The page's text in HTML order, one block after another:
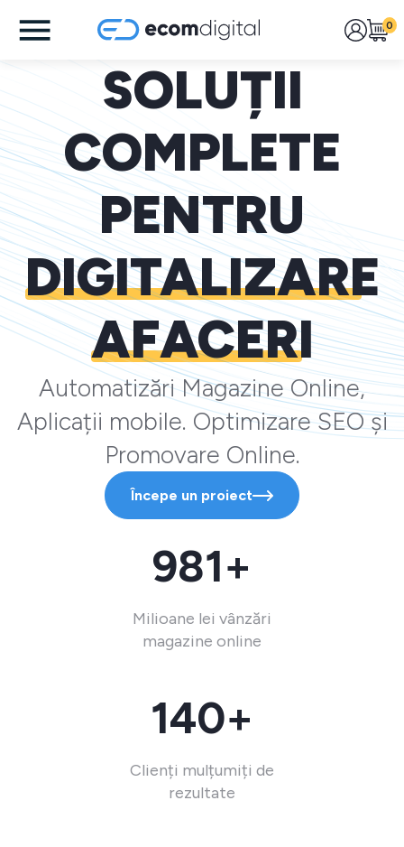
0
SOLUȚII
COMPLETE
PENTRU
DIGITALIZARE
AFACERI
Automatizări Magazine Online,
Aplicații mobile. Optimizare SEO și
Promovare Online.
Începe un proiect
981+
Milioane lei vânzări
magazine online
140+
Clienți mulțumiți de
rezultate